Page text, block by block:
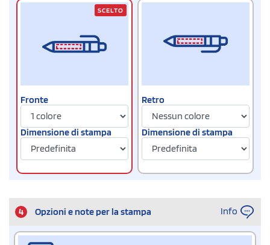
Fronte
Dimensione di stampa
SCELTO
Retro
Dimensione di stampa
4 Opzioni e note per la stampa Info